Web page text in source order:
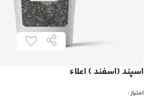
اسپند (اسفند ) اعلاء
امتیاز :